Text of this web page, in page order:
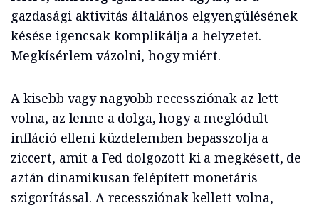
gazdasági aktivitás általános elgyengülésének
késése igencsak komplikálja a helyzetet.
Megkísérlem vázolni, hogy miért.
A kisebb vagy nagyobb recessziónak az lett
volna, az lenne a dolga, hogy a meglódult
infláció elleni küzdelemben bepasszolja a
ziccert, amit a Fed dolgozott ki a megkésett, de
aztán dinamikusan felépített monetáris
szigorítással. A recessziónak kellett volna,